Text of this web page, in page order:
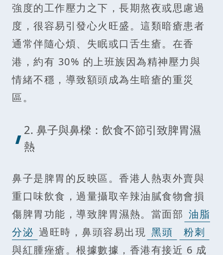
強度的工作壓力之下，長期熬夜或思慮過
度，很容易引發心火旺盛。這類暗瘡患者
通常伴隨心煩、失眠或口舌生瘡。在香
港，約有 30% 的上班族因為精神壓力與
情緒不穩，導致額頭成為生暗瘡的重災
區。
2. 鼻子與鼻樑：飲食不節引致脾胃濕
熱
鼻子是脾胃的反映區。香港人熱衷外賣與
重口味飲食，過量攝取辛辣油膩食物會損
傷脾胃功能，導致脾胃濕熱。當面部 油脂
分泌 過旺時，鼻頭容易出現 黑頭
粉刺
與紅腫痤瘡。根據數據，香港有接近 6 成